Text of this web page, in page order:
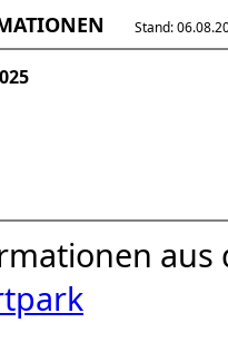
Stand:
aus